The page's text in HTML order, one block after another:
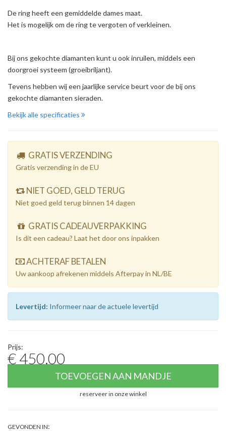
De ring heeft een gemiddelde dames maat.
Het is mogelijk om de ring te vergoten of verkleinen.
Bij ons gekochte diamanten kunt u ook inruilen, middels een
doorgroei systeem (groeibriljant).
Tevens hebben wij een jaarlijke service beurt voor de bij ons
gekochte diamanten sieraden.
Bekijk alle specificaties
GRATIS VERZENDING
Gratis verzending in de EU
NIET GOED, GELD TERUG
Niet goed geld terug binnen 14 dagen
GRATIS CADEAUVERPAKKING
Is dit een cadeau? Laat het door ons inpakken
ACHTERAF BETALEN
Uw aankoop afrekenen middels Afterpay in NL/BE
Levertijd: Informeer naar de actuele levertijd
Prijs:
€ 450,00
TOEVOEGEN AAN MANDJE
reserveer in onze winkel
GEVONDEN IN: